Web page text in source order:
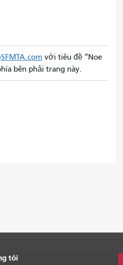
với tiêu đề “Noe
bên phải trang này.
tôi